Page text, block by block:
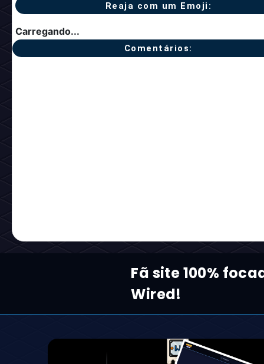
Reaja com um Emoji:
Carregando...
Comentários:
Fã site 100%
Wired!